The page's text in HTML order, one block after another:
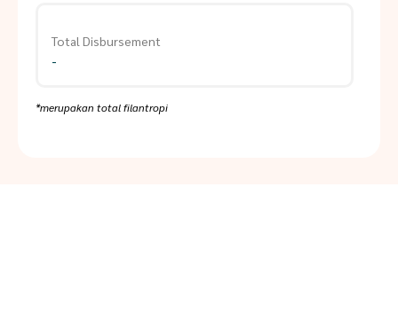
Total Disbursement
-
*merupakan total filantropi